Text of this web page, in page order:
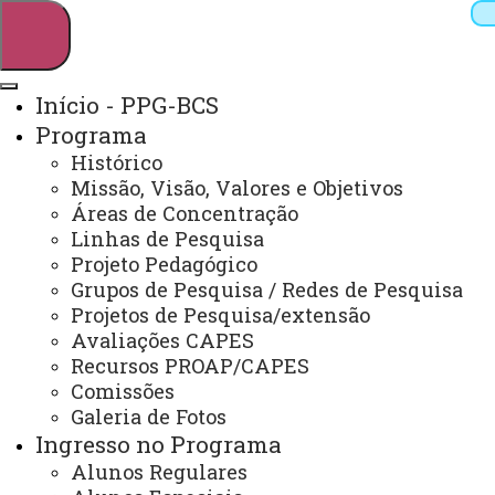
Webmail Sistemas
Arquivo Virtual
Campus
Início - PPG-BCS
Programa
Histórico
Missão, Visão, Valores e Objetivos
Áreas de Concentração
Linhas de Pesquisa
Projeto Pedagógico
Grupos de Pesquisa / Redes de Pesquisa
Projetos de Pesquisa/extensão
Avaliações CAPES
Recursos PROAP/CAPES
Comissões
Galeria de Fotos
Ingresso no Programa
Alunos Regulares
Mestrado e Doutorado em Biociências e Saúde